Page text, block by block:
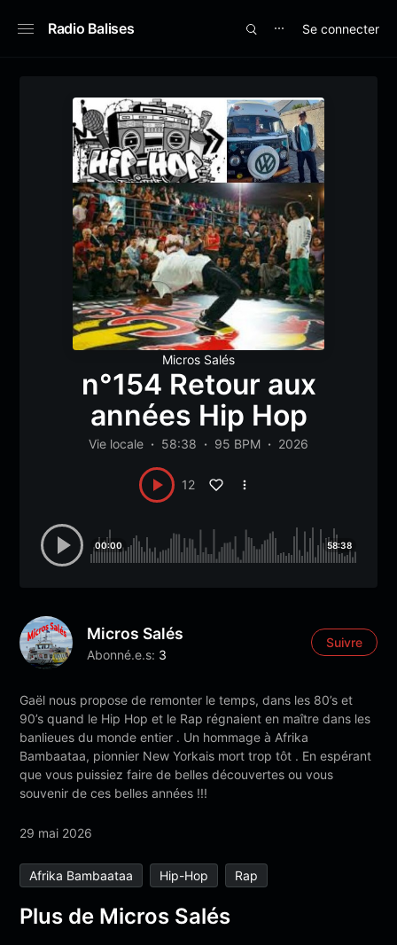
Radio Balises ⋯ Se connecter
Micros Salés
n°154 Retour aux
années Hip Hop
Vie locale 58:38 95 BPM 2026
12
00:00 58:38
Micros Salés
Abonné.e.s: 3
Suivre
Gaël nous propose de remonter le temps, dans les 80’s et
90’s quand le Hip Hop et le Rap régnaient en maître dans les
banlieues du monde entier . Un hommage à Afrika
Bambaataa, pionnier New Yorkais mort trop tôt . En espérant
que vous puissiez faire de belles découvertes ou vous
souvenir de ces belles années !!!
29 mai 2026
Afrika Bambaataa Hip-Hop Rap
Plus de Micros Salés